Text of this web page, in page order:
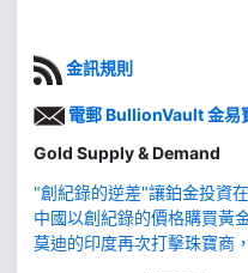
金訊規則
電郵 BullionVault 金易
Gold Supply & Demand
"創紀錄的逆差"讓鉑金投資
中國以創紀錄的價格購買黃
莫迪的印度再次打擊珠寶商